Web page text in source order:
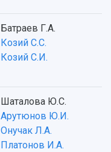
Батраев Г.А.
Козий С.С.
Козий С.И.
Шаталова Ю.С.
Арутюнов Ю.И.
Онучак Л.А.
Платонов И.А.